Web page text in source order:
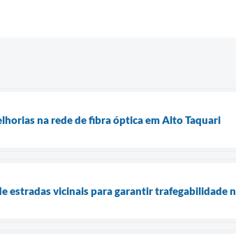
na rede de fibra óptica em Alto Taquari
estradas vicinais para garantir trafegabilidade